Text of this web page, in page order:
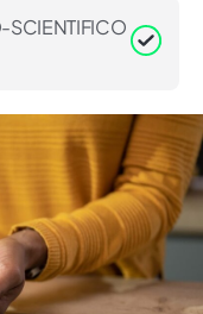
SCIENTIFICO